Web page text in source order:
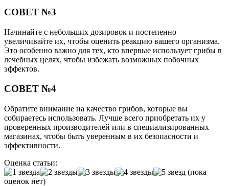
СОВЕТ №3
Начинайте с небольших дозировок и постепенно
увеличивайте их, чтобы оценить реакцию вашего организма.
Это особенно важно для тех, кто впервые использует грибы в
лечебных целях, чтобы избежать возможных побочных
эффектов.
СОВЕТ №4
Обратите внимание на качество грибов, которые вы
собираетесь использовать. Лучше всего приобретать их у
проверенных производителей или в специализированных
магазинах, чтобы быть уверенным в их безопасности и
эффективности.
Оценка статьи:
(пока
оценок нет)